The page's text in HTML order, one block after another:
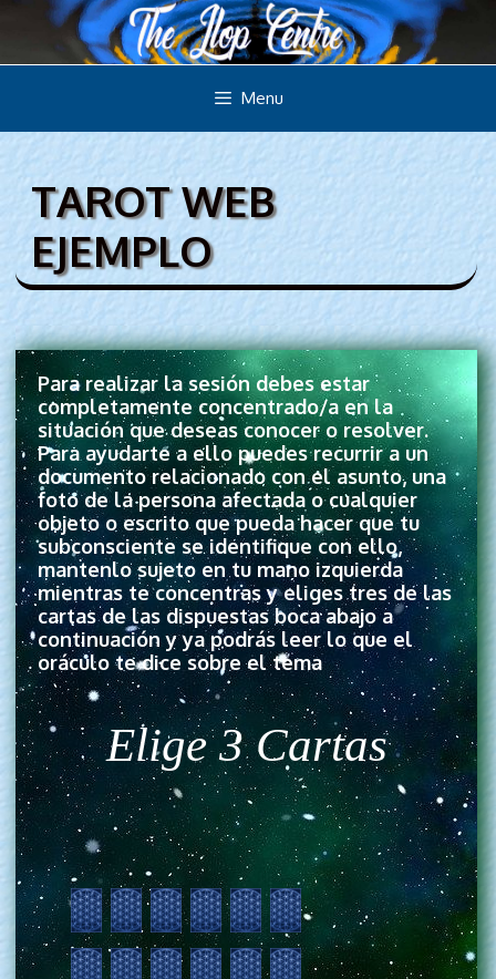
Menu
TAROT WEB
EJEMPLO
Para realizar la sesión debes estar
completamente concentrado/a en la
situación que deseas conocer o resolver.
Para ayudarte a ello puedes recurrir a un
documento relacionado con el asunto, una
foto de la persona afectada o cualquier
objeto o escrito que pueda hacer que tu
subconsciente se identifique con ello,
mantenlo sujeto en tu mano izquierda
mientras te concentras y eliges tres de las
cartas de las dispuestas boca abajo a
continuación y ya podrás leer lo que el
oráculo te dice sobre el tema
Elige 3 Cartas